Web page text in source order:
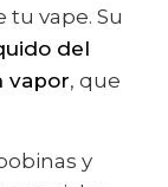
vape. Su
del
vapor, que
y